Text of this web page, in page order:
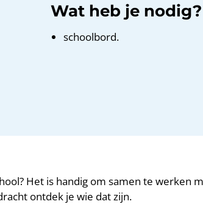
Wat heb je nodig?
schoolbord.
Het is handig om samen te werken
ontdek je wie dat zijn.